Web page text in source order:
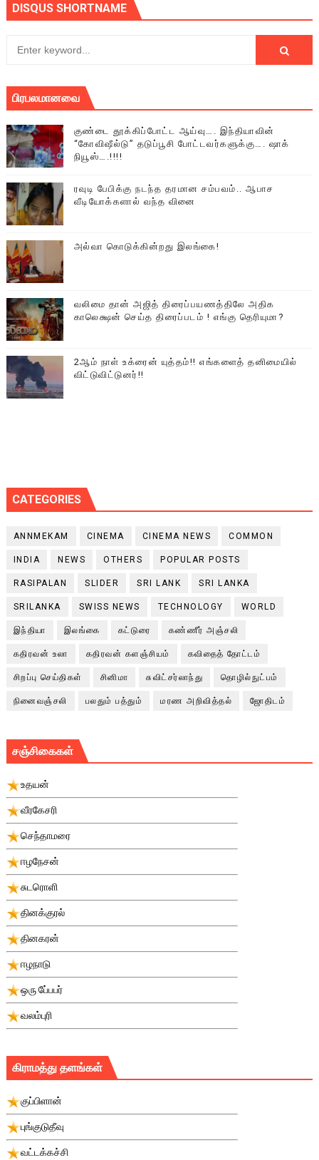
DISQUS SHORTNAME
பிரபலமானவை
குண்டை தூக்கிப்போட்ட ஆய்வு…. இந்தியாவின்
“கோவிஷீல்டு” தடுப்பூசி போட்டவர்களுக்கு…. ஷாக்
நியூஸ்….!!!!
ரவுடி பேபிக்கு நடந்த தரமான சம்பவம்.. ஆபாச
வீடியோக்களால் வந்த வினை
அல்வா கொடுக்கின்றது இலங்கை!
வலிமை தான் அஜித் திரைப்பயணத்திலே அதிக
காலெக்ஷன் செய்த திரைப்படம் ! எங்கு தெரியுமா?
2ஆம் நாள் உக்ரைன் யுத்தம்!! எங்களைத் தனிமையில்
விட்டுவிட்டுனர்!!
CATEGORIES
ANNMEKAM CINEMA CINEMA NEWS COMMON
INDIA NEWS OTHERS POPULAR POSTS
RASIPALAN SLIDER SRI LANK SRI LANKA
SRILANKA SWISS NEWS TECHNOLOGY WORLD
இந்தியா இலங்கை கட்டுரை கண்ணீர் அஞ்சலி
கதிரவன் உலா கதிரவன் களஞ்சியம் கவிதைத் தோட்டம்
சிறப்பு செய்திகள் சினிமா சுவிட்சர்லாந்து தொழில்நுட்பம்
நினைவஞ்சலி பலதும் பத்தும் மரண அறிவித்தல் ஜோதிடம்
சஞ்சிகைகள்
உதயன்
வீரகேசரி
செந்தாமரை
ஈழநேசன்
சுடரொளி
தினக்குரல்
தினகரன்
ஈழநாடு
ஒரு பே்பபர்
வலம்புரி
கிராமத்து தளங்கள்
குப்பிளான்
புங்குடுதீவு
வட்டக்கச்சி